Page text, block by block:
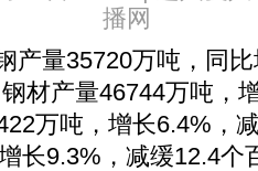
播网
量35720万吨，同比
材产量46744万吨，
万吨，增长6.4%，
长9.3%，减缓12.4个